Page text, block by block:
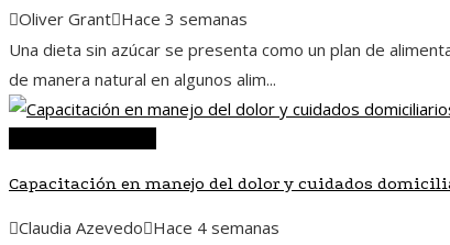
Oliver Grant Hace 3 semanas
Una dieta sin azúcar se presenta como un plan de
de manera natural en algunos alim...
Capacitación en manejo del dolor y cuidados
Claudia Azevedo Hace 4 semanas